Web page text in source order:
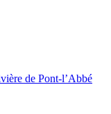
de Pont-l’Abbé